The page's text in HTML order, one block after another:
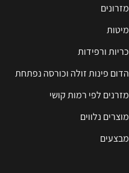
מזרונים
מיטות
כריות ורפידות
הדום פינות זולה וכורסה נפתחת
מזרנים לפי רמות קושי
מוצרים נלווים
מבצעים